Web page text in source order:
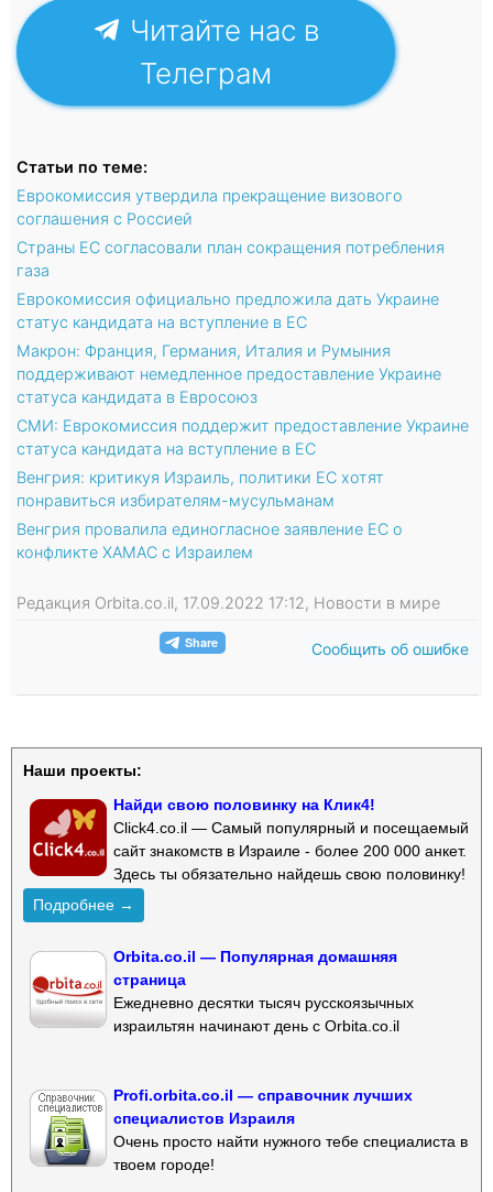
Читайте нас в
Телеграм
Статьи по теме:
Еврокомиссия утвердила прекращение визового
соглашения с Россией
Страны ЕС согласовали план сокращения потребления
газа
Еврокомиссия официально предложила дать Украине
статус кандидата на вступление в ЕС
Макрон: Франция, Германия, Италия и Румыния
поддерживают немедленное предоставление Украине
статуса кандидата в Евросоюз
СМИ: Еврокомиссия поддержит предоставление Украине
статуса кандидата на вступление в ЕС
Венгрия: критикуя Израиль, политики ЕС хотят
понравиться избирателям-мусульманам
Венгрия провалила единогласное заявление ЕС о
конфликте ХАМАС с Израилем
Редакция Orbita.co.il, 17.09.2022 17:12, Новости в мире
Сообщить об ошибке
Наши проекты:
Найди свою половинку на Клик4!
Click4.co.il — Самый популярный и посещаемый
сайт знакомств в Израиле - более 200 000 анкет.
Здесь ты обязательно найдешь свою половинку!
Подробнее →
Orbita.co.il — Популярная домашняя
страница
Ежедневно десятки тысяч русскоязычных
израильтян начинают день с Orbita.co.il
Profi.orbita.co.il — справочник лучших
специалистов Израиля
Очень просто найти нужного тебе специалиста в
твоем городе!